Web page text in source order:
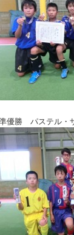
優勝 パステル・